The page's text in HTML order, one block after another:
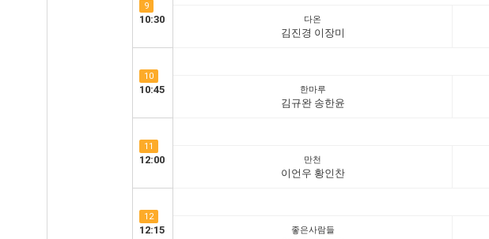
9
10:30 다온
김진경 이장미
10
10:45 한마루
김규완 송한윤
11
12:00 만천
이언우 황인찬
12
12:15 좋은사람들